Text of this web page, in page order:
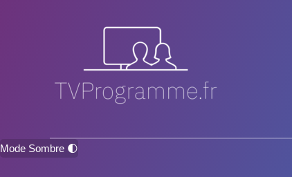
Mode Sombre 🌓